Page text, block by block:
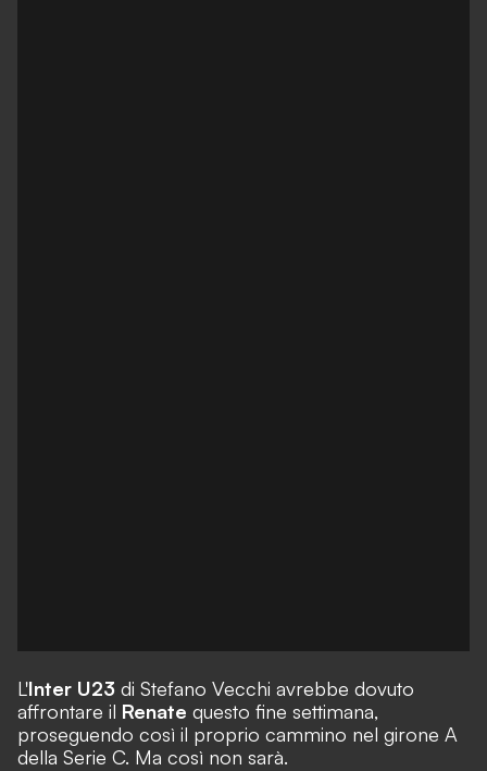
L'Inter U23 di Stefano Vecchi avrebbe dovuto
affrontare il Renate questo fine settimana,
proseguendo così il proprio cammino nel girone A
della Serie C. Ma così non sarà.